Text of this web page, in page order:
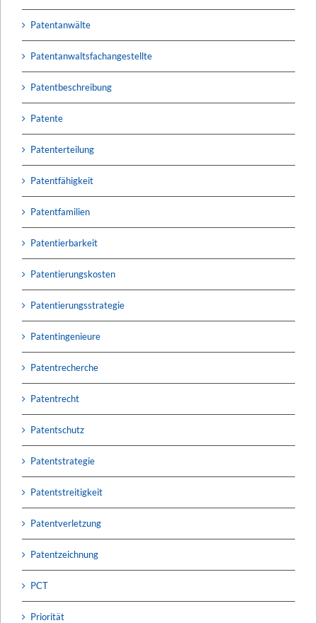
Patentanwälte
Patentanwaltsfachangestellte
Patentbeschreibung
Patente
Patenterteilung
Patentfähigkeit
Patentfamilien
Patentierbarkeit
Patentierungskosten
Patentierungsstrategie
Patentingenieure
Patentrecherche
Patentrecht
Patentschutz
Patentstrategie
Patentstreitigkeit
Patentverletzung
Patentzeichnung
PCT
Priorität